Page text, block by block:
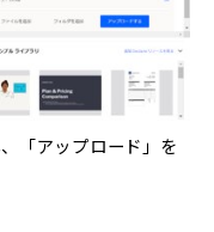
「アップロード」を